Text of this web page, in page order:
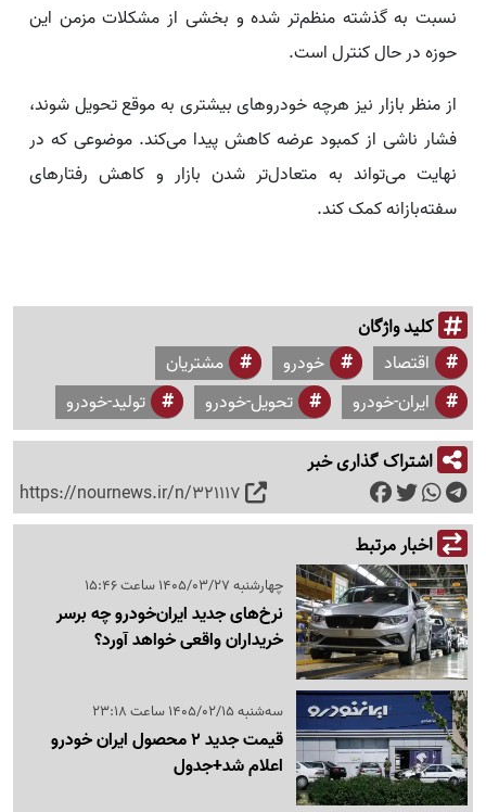
نسبت به گذشته منظم‌تر شده و بخشی از مشکلات مزمن این
حوزه در حال کنترل است.
از منظر بازار نیز هرچه خودروهای بیشتری به موقع تحویل شوند،
فشار ناشی از کمبود عرضه کاهش پیدا می‌کند. موضوعی که در
نهایت می‌تواند به متعادل‌تر شدن بازار و کاهش رفتارهای
سفته‌بازانه کمک کند.
کلید واژگان
اقتصاد خودرو
مشتریان
ایران-خودرو
تحویل-خودرو تولید-خودرو
اشتراک گذاری خبر
https://nournews.ir/n/321117
اخبار مرتبط
چهارشنبه 1405/03/27 ساعت 15:46
نرخ‌های جدید ایران‌خودرو چه برسر
خریداران واقعی خواهد آورد؟
سه‌شنبه 1405/02/15 ساعت 23:18
قیمت جدید 2 محصول ایران خودرو
اعلام شد+جدول